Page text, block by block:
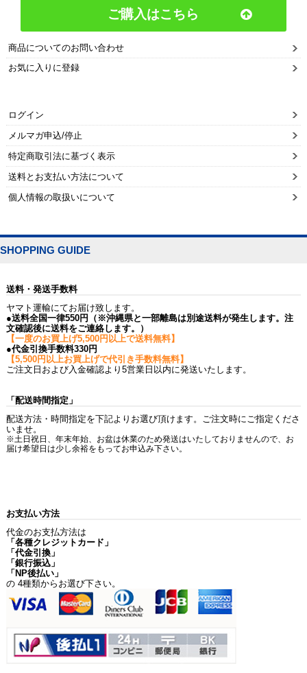
ご購入はこちら
商品についてのお問い合わせ
お気に入りに登録
ログイン
メルマガ申込/停止
特定商取引法に基づく表示
送料とお支払い方法について
個人情報の取扱いについて
SHOPPING GUIDE
送料・発送手数料
ヤマト運輸にてお届け致します。
●送料全国一律550円（※沖縄県と一部離島は別途送料が発生します。注
文確認後に送料をご連絡します。）
【一度のお買上げ5,500円以上で送料無料】
●代金引換手数料330円
【5,500円以上お買上げで代引き手数料無料】
ご注文日および入金確認より5営業日以内に発送いたします。
「配送時間指定」
配送方法・時間指定を下記よりお選び頂けます。ご注文時にご指定くださ
いませ。
※土日祝日、年末年始、お盆は休業のため発送はいたしておりませんので、お
届け希望日は少し余裕をもってお申込み下さい。
お支払い方法
代金のお支払方法は
「各種クレジットカード」
「代金引換」
「銀行振込」
「NP後払い」
の 4種類からお選び下さい。